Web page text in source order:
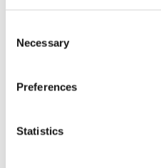
Selection
Necessary
Preferences
Statistics
Sirius tar